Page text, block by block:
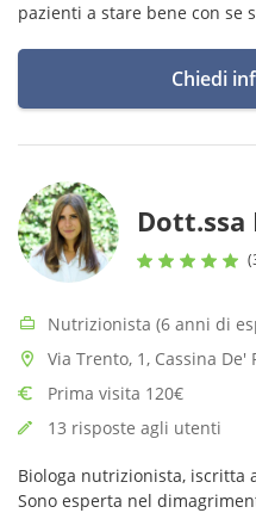
pazienti a stare bene con se
Chiedi
Dott.ssa
Nutrizionista (6 anni di
Via Trento, 1, Cassina De'
Prima visita 120€
13 risposte agli utenti
Biologa nutrizionista, iscritta
Sono esperta nel